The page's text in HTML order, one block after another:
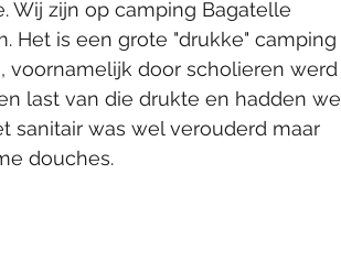
Wij zijn op camping Bagatelle
Het is een grote "drukke" camping
voornamelijk door scholieren werd
last van die drukte en hadden we
sanitair was wel verouderd maar
douches.